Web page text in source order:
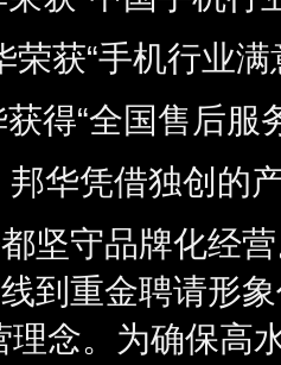
荣获“手机行业
得“全国售后服
华凭借独创的
坚守品牌化经
到重金聘请形
理念。为确保高